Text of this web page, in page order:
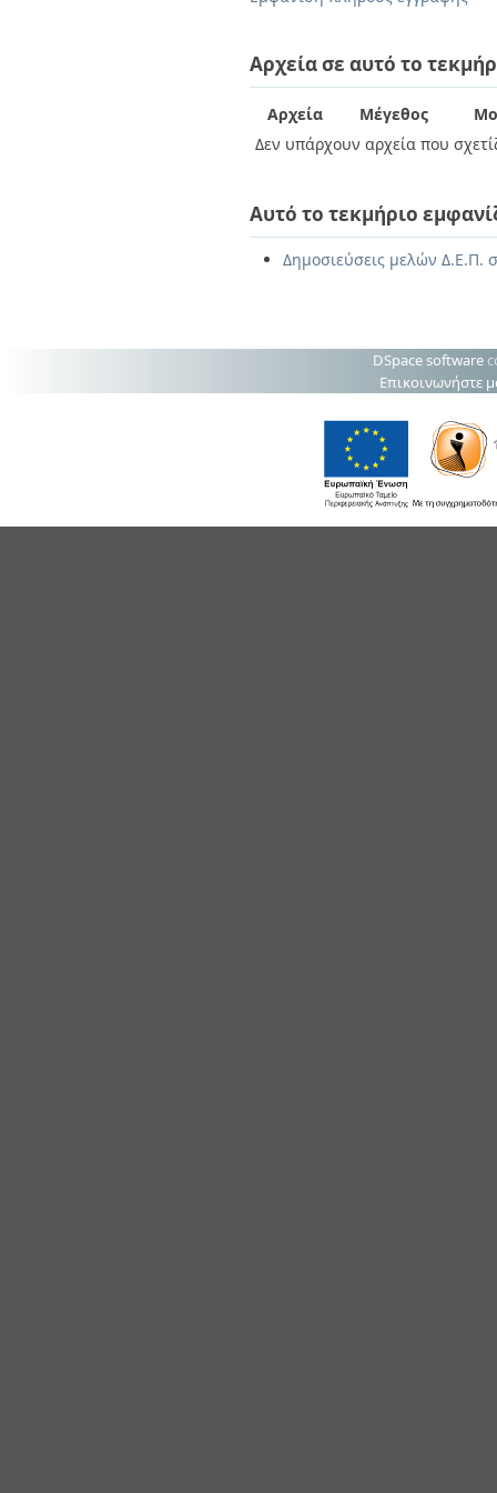
Αρχεία σε αυτό το
Αρχεία Μέγεθος
Δεν υπάρχουν αρχεία που
Αυτό το τεκμήριο
Δημοσιεύσεις μελών Δ.Ε.Π.
DSpace software
Επικοινωνήστε